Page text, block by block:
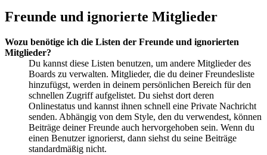
Freunde und ignorierte Mitglieder
Wozu benötige ich die Listen der Freunde und ignorierten
Mitglieder?
Du kannst diese Listen benutzen, um andere Mitglieder des
Boards zu verwalten. Mitglieder, die du deiner Freundesliste
hinzufügst, werden in deinem persönlichen Bereich für den
schnellen Zugriff aufgelistet. Du siehst dort deren
Onlinestatus und kannst ihnen schnell eine Private Nachricht
senden. Abhängig von dem Style, den du verwendest, können
Beiträge deiner Freunde auch hervorgehoben sein. Wenn du
einen Benutzer ignorierst, dann siehst du seine Beiträge
standardmäßig nicht.